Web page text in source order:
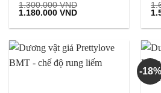
1.300.000VND
Giá
là:
1.180.000VNDGiá
tại
1.180.000 VND.
là:
-18%